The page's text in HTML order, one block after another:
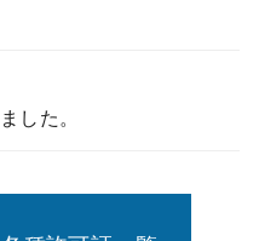
した。